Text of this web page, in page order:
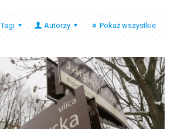
Tagi Autorzy Pokaż wszystkie